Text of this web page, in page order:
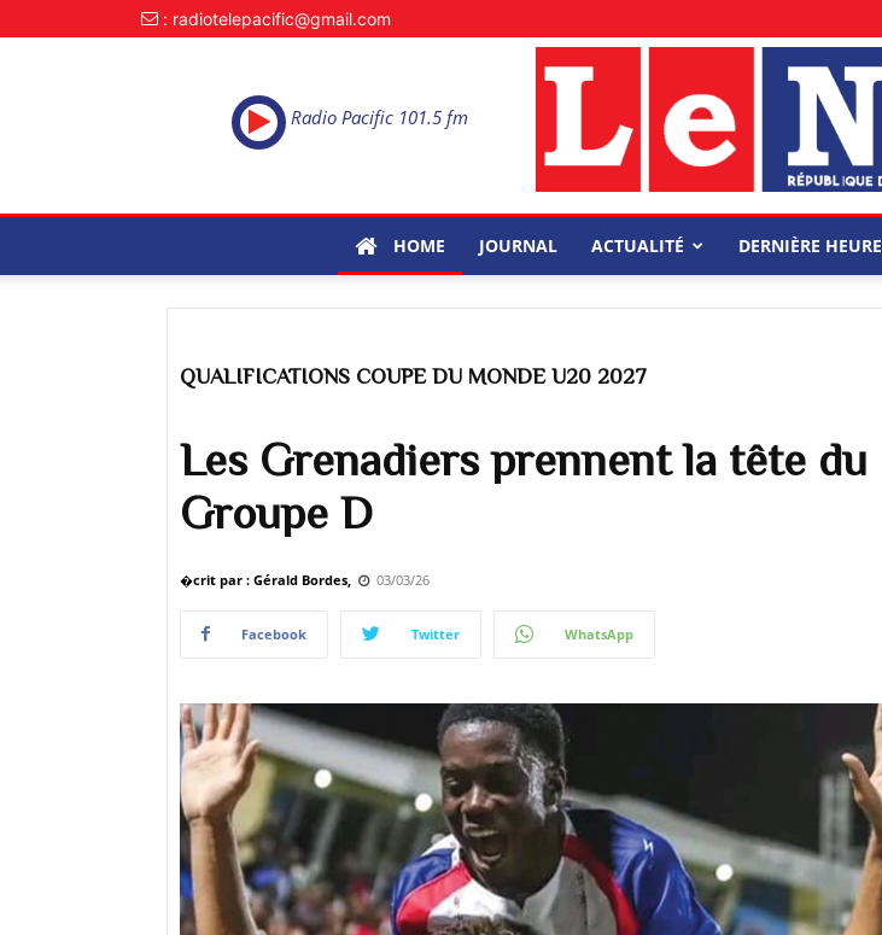
: radiotelepacific@gmail.com
Radio Pacific 101.5 fm
HOME JOURNAL ACTUALITÉ DERNIÈRE HEURE
QUALIFICATIONS COUPE DU MONDE U20 2027
Les Grenadiers prennent la tête du
Groupe D
�crit par : Gérald Bordes, 03/03/26
Facebook Twitter WhatsApp